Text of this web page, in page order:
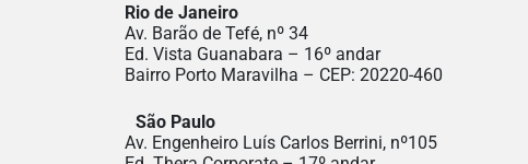
Rio de Janeiro
Av. Barão de Tefé, nº 34
Ed. Vista Guanabara – 16º andar
Bairro Porto Maravilha – CEP: 20220-460
São Paulo
Av. Engenheiro Luís Carlos Berrini, nº105